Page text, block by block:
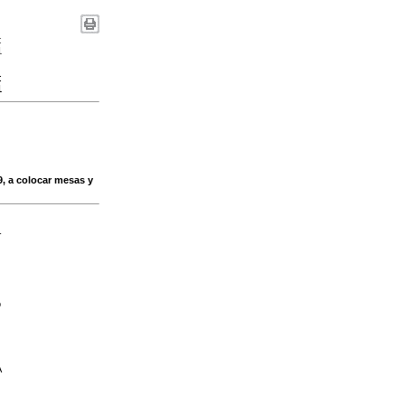
a colocar mesas y